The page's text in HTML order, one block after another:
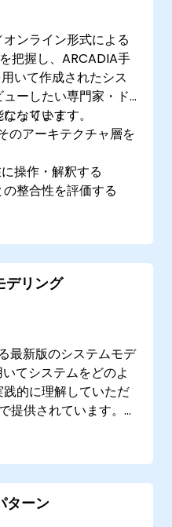
ンライン形式による
把握し、ARCADIA手
いて作成されたシス
ーしたい専門家・ド
っています。
なります：
のアーキテクチャ層を
操作・解釈する
整合性を評価する
切なレビューコメン
デリング
最新版のシステムモデ
てシステムをどのよ
的に理解していただ
提供されています。
なシステムモデリン
よう丁寧に解説しま
ターン